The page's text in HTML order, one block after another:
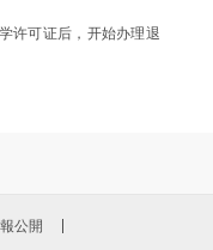
许可证后，开始办理退
公開